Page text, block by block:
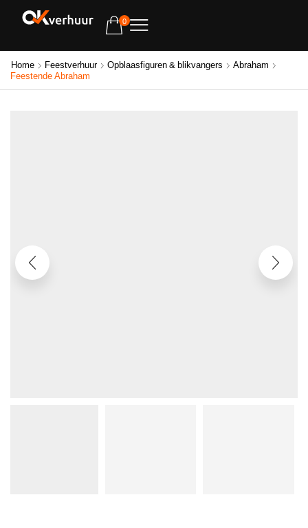
0
Home Feestverhuur Opblaasfiguren & blikvangers
Abraham
Feestende Abraham